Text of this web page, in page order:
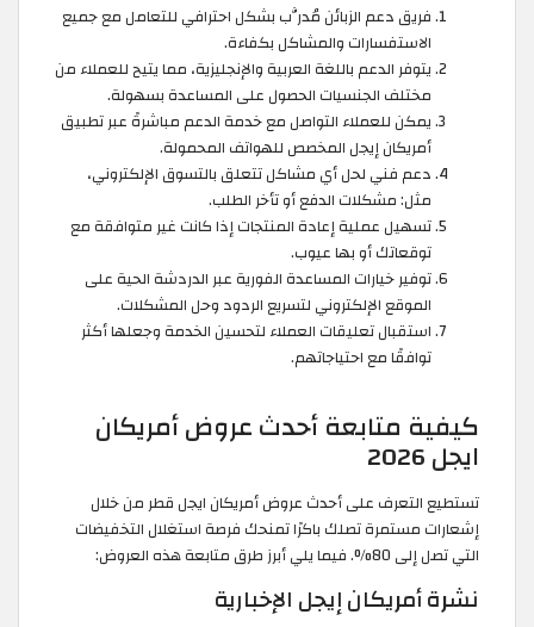
فريق دعم الزبائن مُدرَّب بشكل احترافي للتعامل مع جميع
الاستفسارات والمشاكل بكفاءة.
يتوفر الدعم باللغة العربية والإنجليزية، مما يتيح للعملاء من
مختلف الجنسيات الحصول على المساعدة بسهولة.
يمكن للعملاء التواصل مع خدمة الدعم مباشرةً عبر تطبيق
أمريكان إيجل المخصص للهواتف المحمولة.
دعم فني لحل أي مشاكل تتعلق بالتسوق الإلكتروني،
مثل: مشكلات الدفع أو تأخر الطلب.
تسهيل عملية إعادة المنتجات إذا كانت غير متوافقة مع
توقعاتك أو بها عيوب.
توفير خيارات المساعدة الفورية عبر الدردشة الحية على
الموقع الإلكتروني لتسريع الردود وحل المشكلات.
استقبال تعليقات العملاء لتحسين الخدمة وجعلها أكثر
توافقًا مع احتياجاتهم.
كيفية متابعة أحدث عروض أمريكان
ايجل 2026
تستطيع التعرف على أحدث عروض أمريكان ايجل قطر من خلال
إشعارات مستمرة تصلك باكرًا تمنحك فرصة استغلال التخفيضات
التي تصل إلى 80%. فيما يلي أبرز طرق متابعة هذه العروض:
نشرة أمريكان إيجل الإخبارية